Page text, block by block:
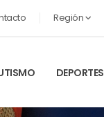
Región
DEPORTES